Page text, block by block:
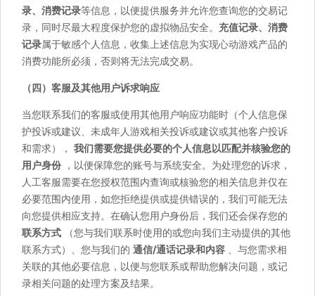
录、消费记录等信息，以便提供服务并允许您查询您的交易记
录，同时尽最大程度保护您的虚拟物品安全。 充值记录、消费
记录属于敏感个人信息，收集上述信息为实现心动游戏产品的
消费功能所必须，否则将无法完成交易。
（四）客服及其他用户诉求响应
当您联系我们的客服或使用其他用户响应功能时（个人信息保
护投诉或建议、未成年人游戏相关投诉或建议或其他客户投诉
和需求）， 我们需要您提供必要的个人信息以匹配并核验您的
用户身份，以便保障您的账号与系统安全。为处理您的诉求，
人工客服需要在您授权范围内查询或核验您的相关信息并仅在
必要范围内使用，如您拒绝提供或提供错误的，我们可能无法
向您提供相应支持。在确认您用户身份后，我们还会保存您的
联系方式 （您与我们联系时使用的或您向我们主动提供的其他
联系方式）、您与我们的 通信/通话记录和内容 、与您需求相
关联的其他必要信息，以便与您联系或帮助您解决问题，或记
录相关问题的处理方案及结果。